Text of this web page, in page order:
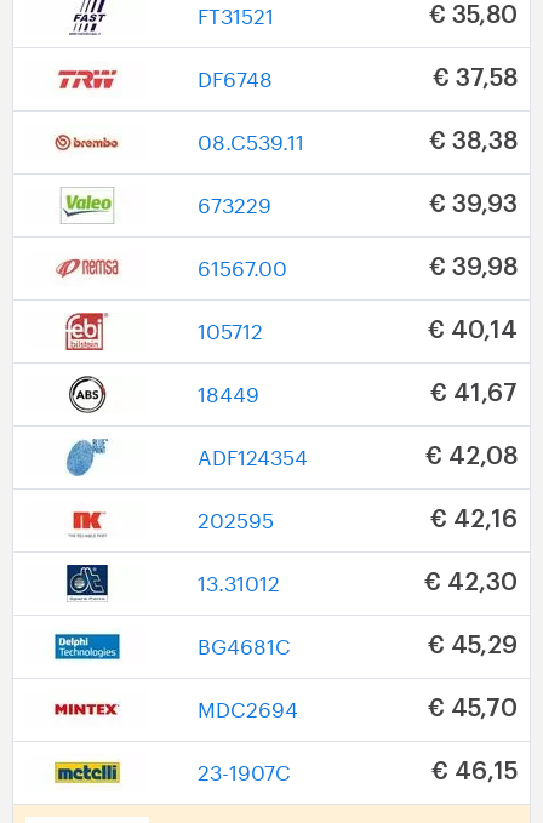
FT31521 € 35,80
DF6748 € 37,58
08.C539.11 € 38,38
673229 € 39,93
61567.00 € 39,98
105712 € 40,14
18449 € 41,67
ADF124354 € 42,08
202595 € 42,16
13.31012 € 42,30
BG4681C € 45,29
MDC2694 € 45,70
23-1907C € 46,15